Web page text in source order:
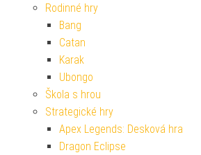
Rodinné hry
Bang
Catan
Karak
Ubongo
Škola s hrou
Strategické hry
Apex Legends: Desková hra
Dragon Eclipse